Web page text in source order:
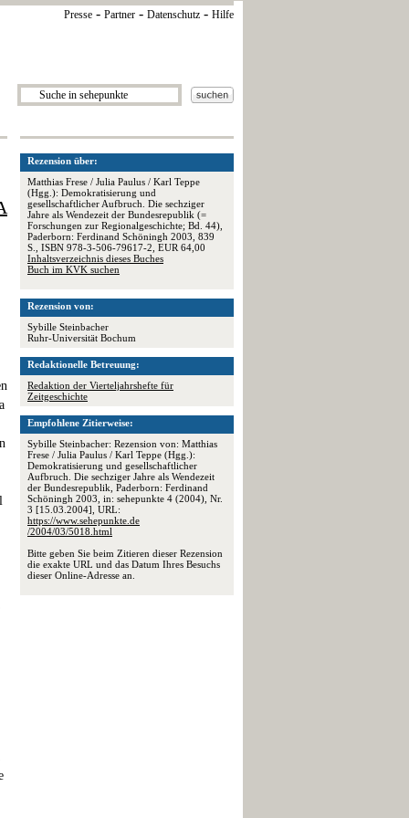
Presse - Partner - Datenschutz - Hilfe
Rezension über:
Matthias Frese / Julia Paulus / Karl Teppe
(Hgg.): Demokratisierung und
gesellschaftlicher Aufbruch. Die sechziger
Jahre als Wendezeit der Bundesrepublik (=
Forschungen zur Regionalgeschichte; Bd. 44),
Paderborn: Ferdinand Schöningh 2003, 839
S., ISBN 978-3-506-79617-2, EUR 64,00
Inhaltsverzeichnis dieses Buches
Buch im KVK suchen
Rezension von:
Sybille Steinbacher
Ruhr-Universität Bochum
Redaktionelle Betreuung:
Redaktion der Vierteljahrshefte für
Zeitgeschichte
Empfohlene Zitierweise:
Sybille Steinbacher: Rezension von: Matthias
Frese / Julia Paulus / Karl Teppe (Hgg.):
Demokratisierung und gesellschaftlicher
Aufbruch. Die sechziger Jahre als Wendezeit
der Bundesrepublik, Paderborn: Ferdinand
Schöningh 2003, in: sehepunkte 4 (2004), Nr.
3 [15.03.2004], URL:
https://www.sehepunkte.de
/2004/03/5018.html
Bitte geben Sie beim Zitieren dieser Rezension
die exakte URL und das Datum Ihres Besuchs
dieser Online-Adresse an.